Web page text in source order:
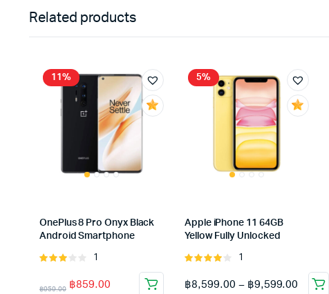
Related products
11%
OnePlus 8 Pro Onyx Black
Android Smartphone
Rated
out of
1
฿959.00 ฿859.00
5%
Apple iPhone 11 64GB
Yellow Fully Unlocked
Rated
of 5
1
฿8,599.00 – ฿9,599.00